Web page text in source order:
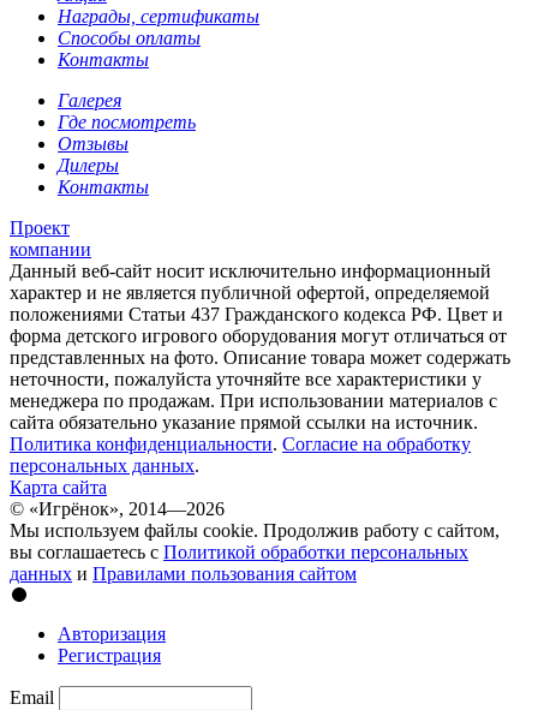
Награды, сертификаты
Способы оплаты
Контакты
Галерея
Где посмотреть
Отзывы
Дилеры
Контакты
Проект
компании
Данный веб-сайт носит исключительно информационный
характер и не является публичной офертой, определяемой
положениями Статьи 437 Гражданского кодекса РФ. Цвет и
форма детского игрового оборудования могут отличаться от
представленных на фото. Описание товара может содержать
неточности, пожалуйста уточняйте все характеристики у
менеджера по продажам. При использовании материалов с
сайта обязательно указание прямой ссылки на источник.
Политика конфиденциальности. Согласие на обработку
персональных данных.
Карта сайта
© «Игрёнок», 2014—2026
Мы используем файлы cookie. Продолжив работу с сайтом,
вы соглашаетесь с Политикой обработки персональных
данных и Правилами пользования сайтом
Авторизация
Регистрация
Email